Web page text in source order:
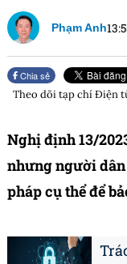
Phạm Anh
Chia sẻ
Theo dõi tạp chíĐiện
Nghị định 13/
nhưng người dân
pháp cụ thể để